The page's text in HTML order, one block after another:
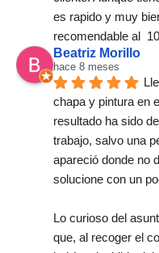
es rapido y muy
recomendable al
Beatriz Morillo
hace 8 meses
chapa y pintura en
resultado ha sido
trabajo, salvo una
apareció donde no
solucione con un
Lo curioso del
que, al recoger el